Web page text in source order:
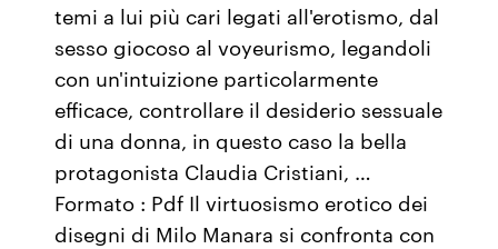
temi a lui più cari legati all'erotismo, dal
sesso giocoso al voyeurismo, legandoli
con un'intuizione particolarmente
efficace, controllare il desiderio sessuale
di una donna, in questo caso la bella
protagonista Claudia Cristiani, …
Formato : Pdf Il virtuosismo erotico dei
disegni di Milo Manara si confronta con